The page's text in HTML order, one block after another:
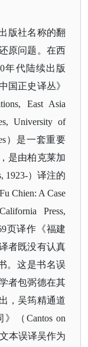
版社名称的翻
原问题。在西
年代陆续出版
国正史译丛》
East Asia
University of
）是一套重要
是由柏克莱加
1923-）译注的
Chien: A Case
Press,
页译作《福建
者既没有认真
。这是书名误
者包弼德在其
，吴筠精通道
（Cantos on
本误译吴作为